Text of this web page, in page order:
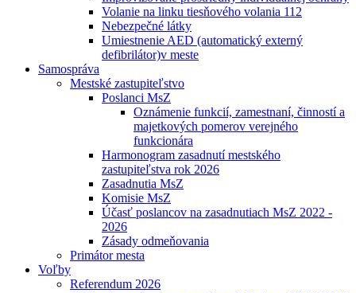
Volanie na linku tiesňového volania 112
Nebezpečné látky
Umiestnenie AED (automatický externý
defibrilátor)v meste
Samospráva
Mestské zastupiteľstvo
Poslanci MsZ
Oznámenie funkcií, zamestnaní, činností a
majetkových pomerov verejného
funkcionára
Harmonogram zasadnutí mestského
zastupiteľstva rok 2026
Zasadnutia MsZ
Komisie MsZ
Účasť poslancov na zasadnutiach MsZ 2022 -
2026
Zásady odmeňovania
Primátor mesta
Voľby
Referendum 2026